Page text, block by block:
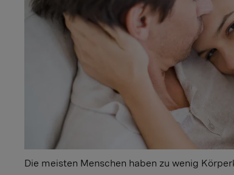
Die meisten Menschen haben zu wenig